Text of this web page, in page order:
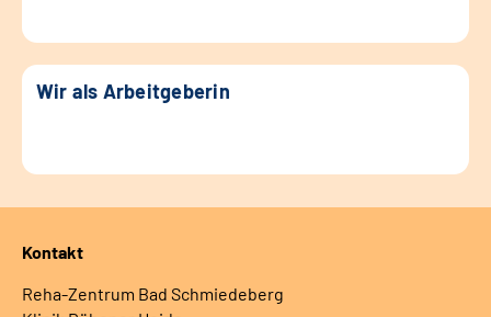
Wir als Arbeitgeberin
Kontakt
Reha-Zentrum Bad Schmiedeberg